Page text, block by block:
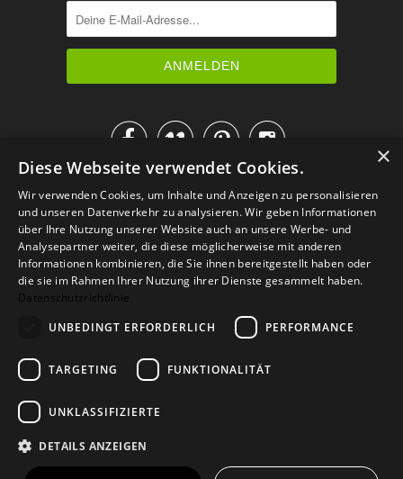

IM KATALOG BLÄTTERN
Versand Zahlarten
Retoure
Widerrufsformular
© 2026Baltic Design Shop. Baltic Design Shop
×
Diese Webseite verwendet Cookies.
Wir verwenden Cookies, um Inhalte und Anzeigen zu personalisieren
und unseren Datenverkehr zu analysieren. Wir geben Informationen
über Ihre Nutzung unserer Website auch an unsere Werbe- und
Analysepartner weiter, die diese möglicherweise mit anderen
Informationen kombinieren, die Sie ihnen bereitgestellt haben oder
die sie im Rahmen Ihrer Nutzung ihrer Dienste gesammelt haben.
Datenschutzrichtlinie
UNBEDINGT ERFORDERLICH
PERFORMANCE
TARGETING FUNKTIONALITÄT
UNKLASSIFIZIERTE
DETAILS ANZEIGEN